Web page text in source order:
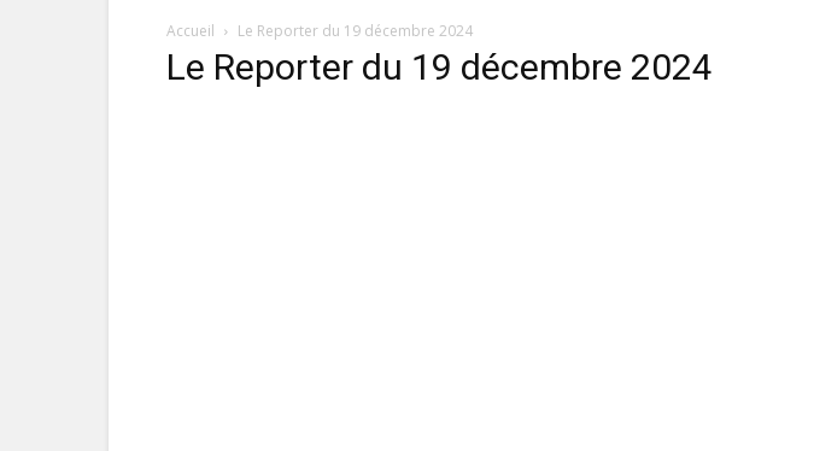
Accueil Le Reporter du 19 décembre 2024
Le Reporter du 19 décembre 2024